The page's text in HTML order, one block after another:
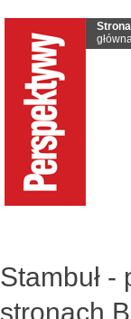
Strona
Stambuł
stronach